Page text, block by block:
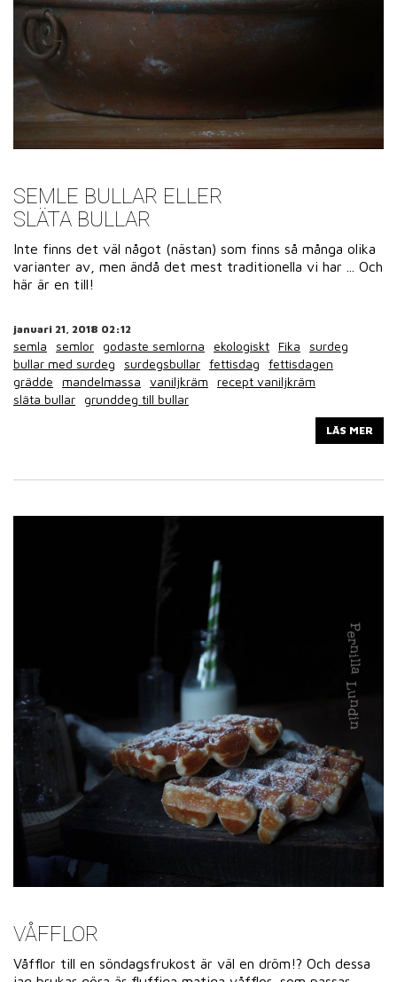
SEMLE BULLAR ELLER
SLÄTA BULLAR
Inte finns det väl något (nästan) som finns så många olika
varianter av, men ändå det mest traditionella vi har ... Och
här är en till!
januari 21, 2018 02:12
semla semlor godaste semlorna ekologiskt Fika
surdeg
bullar med surdeg
surdegsbullar fettisdag
fettisdagen
grädde
mandelmassa vaniljkräm
recept vaniljkräm
släta bullar
grunddeg till bullar
LÄS MER
VÅFFLOR
Våfflor till en söndagsfrukost är väl en dröm!? Och dessa